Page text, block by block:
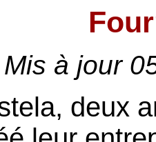
à jour
deux